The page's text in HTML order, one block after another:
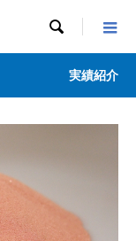

実績紹介